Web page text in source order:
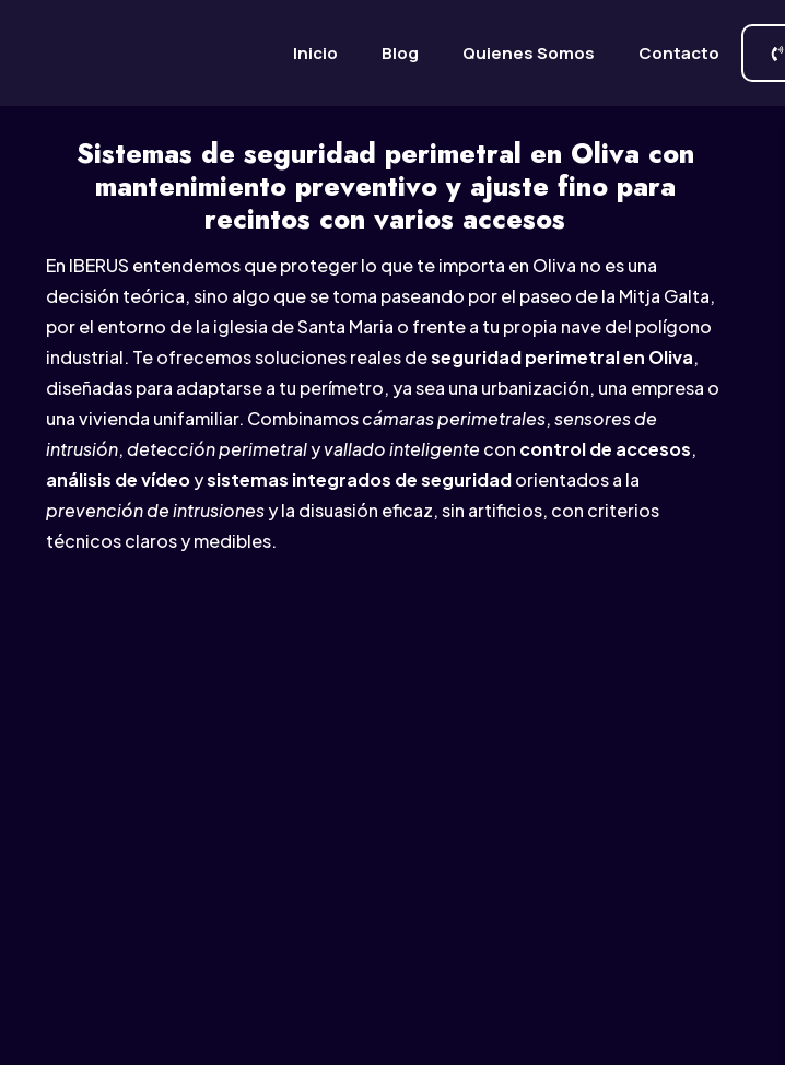
Inicio Blog Quienes Somos Contacto
Sistemas de seguridad perimetral en Oliva con
mantenimiento preventivo y ajuste fino para
recintos con varios accesos
En IBERUS entendemos que proteger lo que te importa en Oliva no es una
decisión teórica, sino algo que se toma paseando por el paseo de la Mitja Galta,
por el entorno de la iglesia de Santa Maria o frente a tu propia nave del polígono
industrial. Te ofrecemos soluciones reales deseguridad perimetral en Oliva,
diseñadas para adaptarse a tu perímetro, ya sea una urbanización, una empresa o
una vivienda unifamiliar. Combinamoscámaras perimetrales,sensores de
intrusión,detección perimetralyvallado inteligente con control de accesos,
análisis de vídeoysistemas integrados de seguridadorientados a la
prevención de intrusionesy la disuasión eficaz, sin artificios, con criterios
técnicos claros y medibles.